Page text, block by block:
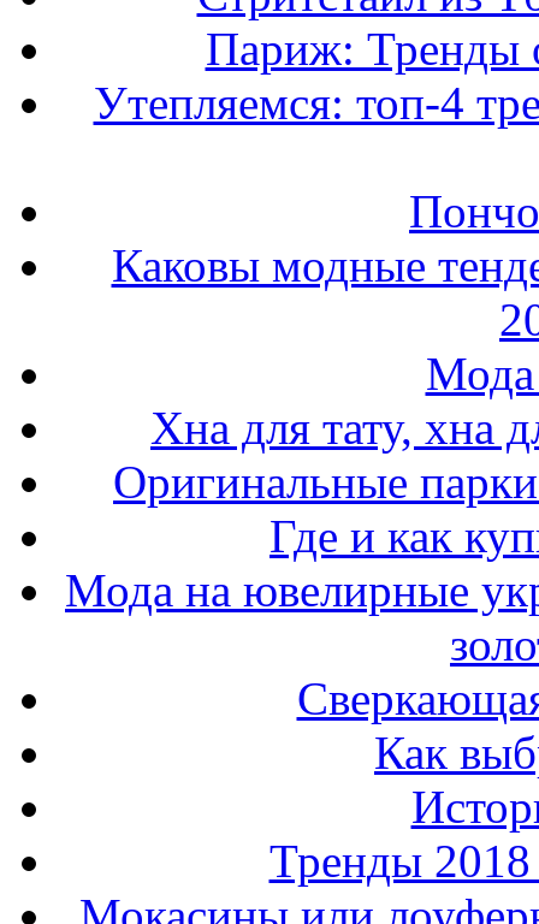
Париж: Тренды
Утепляемся: топ-4
Каковы модные
Мода
Хна для тату, хна
Оригинальные
Где и как
Мода на ювелирные
Как
Тренды